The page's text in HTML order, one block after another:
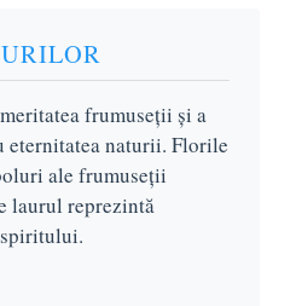
frumuseții și a
eternitatea naturii. Florile
ale frumuseții
laurul reprezintă